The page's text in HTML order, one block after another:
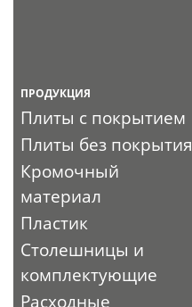
ПРОДУКЦИЯ
Плиты с покрытием
Плиты без покрытия
Кромочный
материал
Пластик
Столешницы и
комплектующие
Расходные